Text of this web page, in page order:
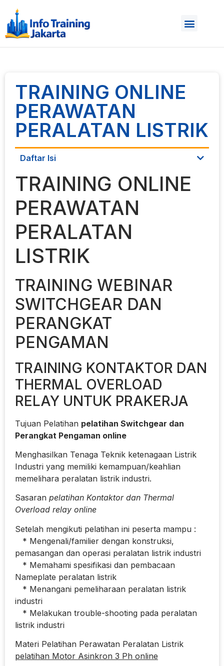
TRAINING ONLINE
PERAWATAN
PERALATAN LISTRIK
Daftar Isi
TRAINING ONLINE
PERAWATAN
PERALATAN
LISTRIK
TRAINING WEBINAR
SWITCHGEAR DAN
PERANGKAT
PENGAMAN
TRAINING KONTAKTOR DAN
THERMAL OVERLOAD
RELAY UNTUK PRAKERJA
Tujuan Pelatihan pelatihan Switchgear dan
Perangkat Pengaman online
Menghasilkan Tenaga Teknik ketenagaan Listrik
Industri yang memiliki kemampuan/keahlian
memelihara peralatan listrik industri.
Sasaran pelatihan Kontaktor dan Thermal
Overload relay online
Setelah mengikuti pelatihan ini peserta mampu :
* Mengenali/familier dengan konstruksi,
pemasangan dan operasi peralatan listrik industri
* Memahami spesifikasi dan pembacaan
Nameplate peralatan listrik
* Menangani pemeliharaan peralatan listrik
industri
* Melakukan trouble-shooting pada peralatan
listrik industri
Materi Pelatihan Perawatan Peralatan Listrik
pelatihan Motor Asinkron 3 Ph online